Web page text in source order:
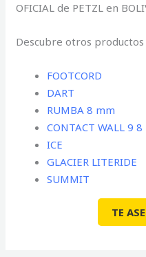
OFICIAL de PETZL en
Descubre otros
FOOTCORD
DART
RUMBA 8 mm
CONTACT WALL 9
ICE
GLACIER LITERIDE
SUMMIT
TE